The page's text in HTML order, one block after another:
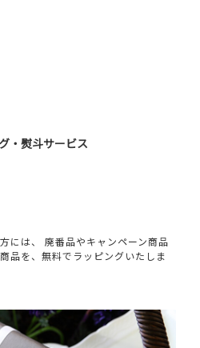
・熨斗サービス
には、 廃番品やキャンペーン商品
品を、無料でラッピングいたしま